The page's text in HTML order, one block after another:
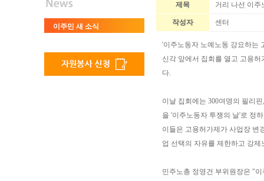
이주민 새 소식
제목 거리 나선 이
작성자 센터
'이주노동자 노예노동 강요하는
신각 앞에서 집회를 열고 고용
다.
이날 집회에는 300여명의 필리
을 '이주노동자 투쟁의 날'로 정
이들은 고용허가제가 사업장 변
업 선택의 자유를 제한하고 강
민주노총 정영건 부위원장은 "